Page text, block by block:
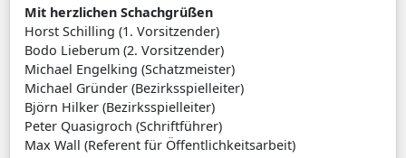
Mit herzlichen Schachgrüßen
Horst Schilling (1. Vorsitzender)
Bodo Lieberum (2. Vorsitzender)
Michael Engelking (Schatzmeister)
Michael Gründer (Bezirksspielleiter)
Björn Hilker (Bezirksspielleiter)
Peter Quasigroch (Schriftführer)
Max Wall (Referent für Öffentlichkeitsarbeit)